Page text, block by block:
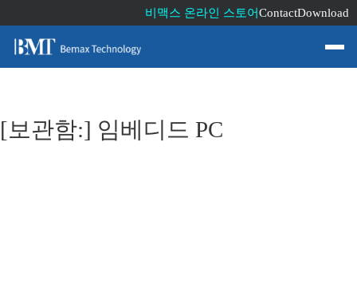
비맥스 온라인 스토어ContactDownload
[보관함:] 임베디드 PC